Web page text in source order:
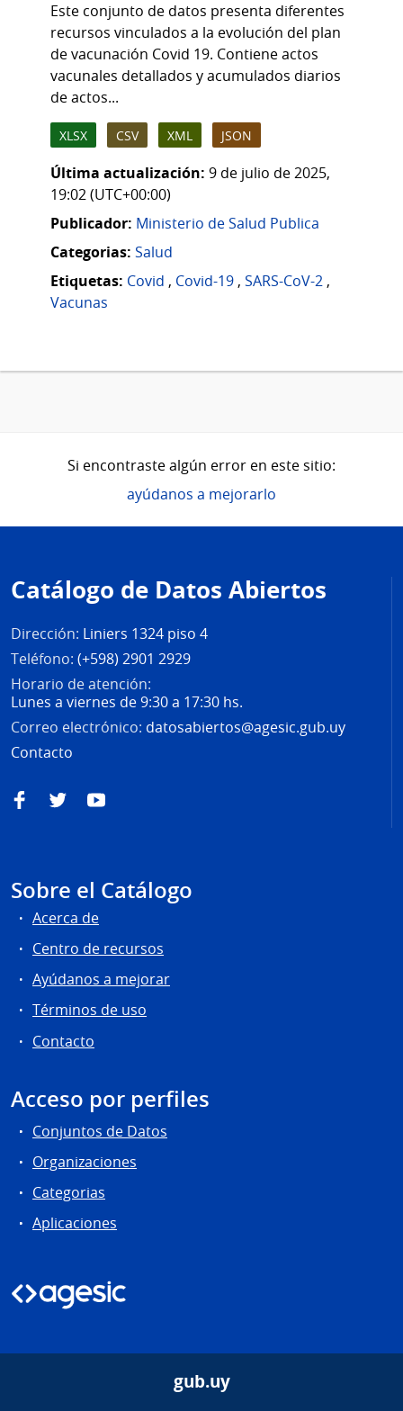
Este conjunto de datos presenta diferentes
recursos vinculados a la evolución del plan
de vacunación Covid 19. Contiene actos
vacunales detallados y acumulados diarios
de actos...
XLSX CSV XML JSON
Última actualización: 9 de julio de 2025,
19:02 (UTC+00:00)
Publicador: Ministerio de Salud Publica
Categorias: Salud
Etiquetas: Covid , Covid-19 , SARS-CoV-2 ,
Vacunas
Si encontraste algún error en este sitio:
ayúdanos a mejorarlo
de
página
Catálogo de Datos Abiertos
Dirección: Liniers 1324 piso 4
Teléfono: (+598) 2901 2929
Horario de atención:
Lunes a viernes de 9:30 a 17:30 hs.
Correo electrónico: datosabiertos@agesic.gub.uy
Contacto
FacebookTwitterYouTube
Sobre el Catálogo
Acerca de
Centro de recursos
Ayúdanos a mejorar
Términos de uso
Contacto
Acceso por perfiles
Conjuntos de Datos
Organizaciones
Categorias
Aplicaciones
gub.uy